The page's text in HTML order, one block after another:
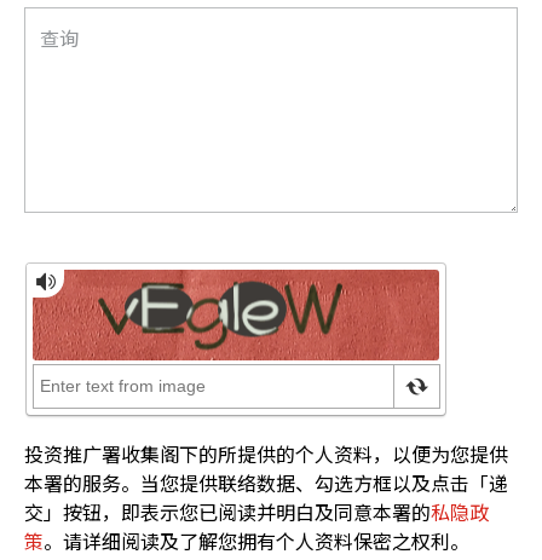
投资推广署收集阁下的所提供的个人资料，以便为您提供
本署的服务。当您提供联络数据、勾选方框以及点击「递
交」按钮，即表示您已阅读并明白及同意本署的私隐政
策。请详细阅读及了解您拥有个人资料保密之权利。